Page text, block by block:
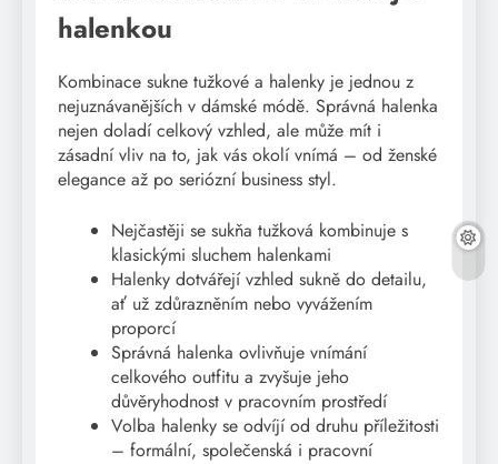
halenkou
Kombinace sukne tužkové a halenky je jednou z
nejuznávanějších v dámské módě. Správná halenka
nejen doladí celkový vzhled, ale může mít i
zásadní vliv na to, jak vás okolí vnímá – od ženské
elegance až po seriózní business styl.
Nejčastěji se sukňa tužková kombinuje s
klasickými sluchem halenkami
Halenky dotvářejí vzhled sukně do detailu,
ať už zdůrazněním nebo vyvážením
proporcí
Správná halenka ovlivňuje vnímání
celkového outfitu a zvyšuje jeho
důvěryhodnost v pracovním prostředí
Volba halenky se odvíjí od druhu příležitosti
– formální, společenská i pracovní